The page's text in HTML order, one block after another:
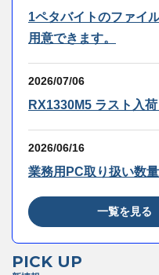
1ペタバイトのファイ
用意できます。
2026/07/06
RX1330M5 ラスト入荷
2026/06/16
業務用PC取り扱い数量
一覧を見る
PICK UP